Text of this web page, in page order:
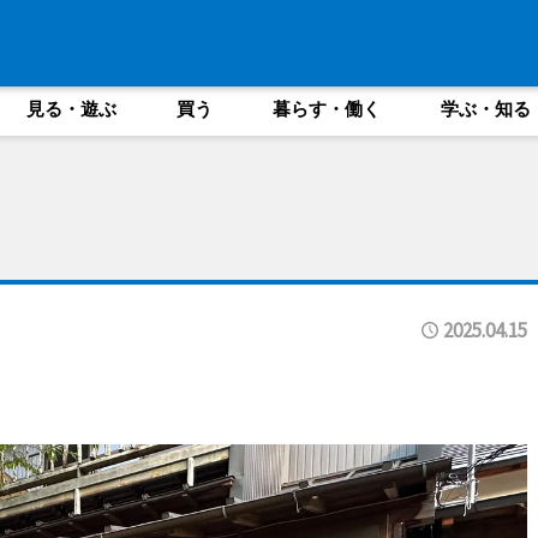
見る・遊ぶ 買う 暮らす・働く 学ぶ・知る
2025.04.15